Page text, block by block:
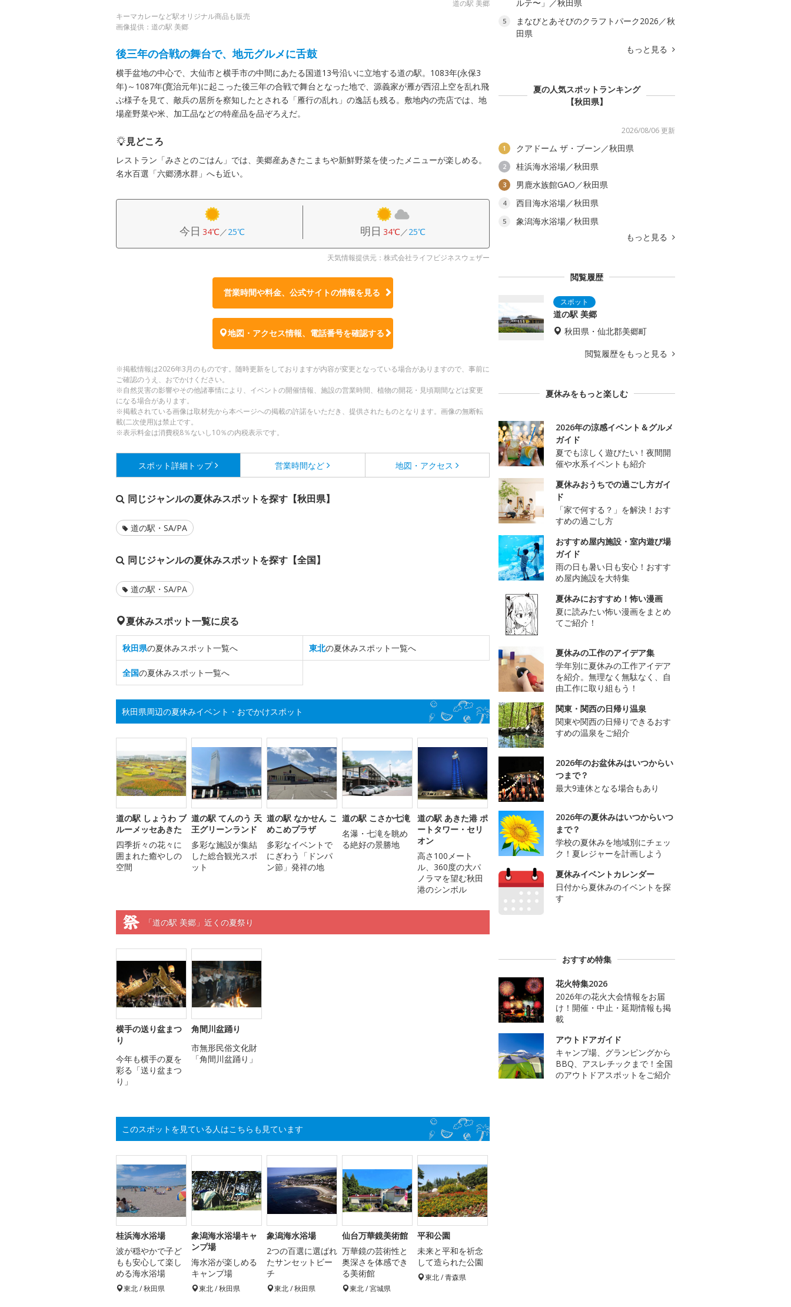
道の駅 美郷
キーマカレーなど駅オリジナル商品も販売
画像提供：道の駅 美郷
後三年の合戦の舞台で、地元グルメに舌鼓
横手盆地の中心で、大仙市と横手市の中間にあたる国道13号沿いに立地する道の駅。1083年(永保3
年)～1087年(寛治元年)に起こった後三年の合戦で舞台となった地で、源義家が雁が西沼上空を乱れ飛
ぶ様子を見て、敵兵の居所を察知したとされる「雁行の乱れ」の逸話も残る。敷地内の売店では、地
場産野菜や米、加工品などの特産品を品ぞろえだ。
見どころ
レストラン「みさとのごはん」では、美郷産あきたこまちや新鮮野菜を使ったメニューが楽しめる。
名水百選「六郷湧水群」へも近い。
今日 34℃／25℃ 明日 34℃／25℃
天気情報提供元：株式会社ライフビジネスウェザー
営業時間や料金、公式サイトの情報を見る
地図・アクセス情報、電話番号を確認する
※掲載情報は2026年3月のものです。随時更新をしておりますが内容が変更となっている場合がありますので、事前に
ご確認のうえ、おでかけください。
※自然災害の影響やその他諸事情により、イベントの開催情報、施設の営業時間、植物の開花・見頃期間などは変更
になる場合があります。
※掲載されている画像は取材先から本ページへの掲載の許諾をいただき、提供されたものとなります。画像の無断転
載(二次使用)は禁止です。
※表示料金は消費税8％ないし10％の内税表示です。
スポット詳細 トップ 営業時間など 地図・アクセス
同じジャンルの夏休みスポットを探す【秋田県】
道の駅・SA/PA
同じジャンルの夏休みスポットを探す【全国】
道の駅・SA/PA
夏休みスポット一覧に戻る
秋田県の夏休みスポット一覧へ 東北の夏休みスポット一覧へ
全国の夏休みスポット一覧へ
秋田県周辺の夏休みイベント・おでかけスポット
道の駅 しょうわ ブ
ルーメッセあきた
四季折々の花々に
囲まれた癒やしの
空間
道の駅 てんのう 天
王グリーンランド
多彩な施設が集結
した総合観光スポ
ット
道の駅 なかせん こ
めこめプラザ
多彩なイベントで
にぎわう「ドンパ
ン節」発祥の地
道の駅 こさか七滝
名瀑・七滝を眺め
る絶好の景勝地
道の駅 あきた港 ポ
ートタワー・セリ
オン
高さ100メート
ル、360度の大パ
ノラマを望む秋田
港のシンボル
「道の駅 美郷」近くの夏祭り
横手の送り盆まつ
り
今年も横手の夏を
彩る「送り盆まつ
り」
角間川盆踊り
市無形民俗文化財
「角間川盆踊り」
このスポットを見ている人はこちらも見ています
桂浜海水浴場
波が穏やかで子ど
もも安心して楽し
める海水浴場
東北 / 秋田県
象潟海水浴場キャ
ンプ場
海水浴が楽しめる
キャンプ場
東北 / 秋田県
象潟海水浴場
2つの百選に選ばれ
たサンセットビー
チ
東北 / 秋田県
仙台万華鏡美術館
万華鏡の芸術性と
奥深さを体感でき
る美術館
東北 / 宮城県
平和公園
未来と平和を祈念
して造られた公園
東北 / 青森県
ルテ〜」／秋田県
5
まなびとあそびのクラフトパーク2026／秋
田県
もっと見る
夏の人気スポットランキング
【秋田県】
2026/08/06 更新
1 クアドーム ザ・ブーン／秋田県
2 桂浜海水浴場／秋田県
3 男鹿水族館GAO／秋田県
4 西目海水浴場／秋田県
5
象潟海水浴場／秋田県
もっと見る
閲覧履歴
道の駅 美郷
秋田県・仙北郡美郷町
閲覧履歴をもっと見る
夏休みをもっと楽しむ
2026年の涼感イベント＆グルメ
ガイド
夏でも涼しく遊びたい！夜間開
催や水系イベントも紹介
夏休みおうちでの過ごし方ガイ
ド
「家で何する？」を解決！おす
すめの過ごし方
おすすめ屋内施設・室内遊び場
ガイド
雨の日も暑い日も安心！おすす
め屋内施設を大特集
夏休みにおすすめ！怖い漫画
夏に読みたい怖い漫画をまとめ
てご紹介！
夏休みの工作のアイデア集
学年別に夏休みの工作アイデア
を紹介。無理なく無駄なく、自
由工作に取り組もう！
関東・関西の日帰り温泉
関東や関西の日帰りできるおす
すめの温泉をご紹介
2026年のお盆休みはいつからい
つまで？
最大9連休となる場合もあり
2026年の夏休みはいつからいつ
まで？
学校の夏休みを地域別にチェッ
ク！夏レジャーを計画しよう
夏休みイベントカレンダー
日付から夏休みのイベントを探
す
おすすめ特集
花火特集2026
2026年の花火大会情報をお届
け！開催・中止・延期情報も掲
載
アウトドアガイド
キャンプ場、グランピングから
BBQ、アスレチックまで！全国
のアウトドアスポットをご紹介